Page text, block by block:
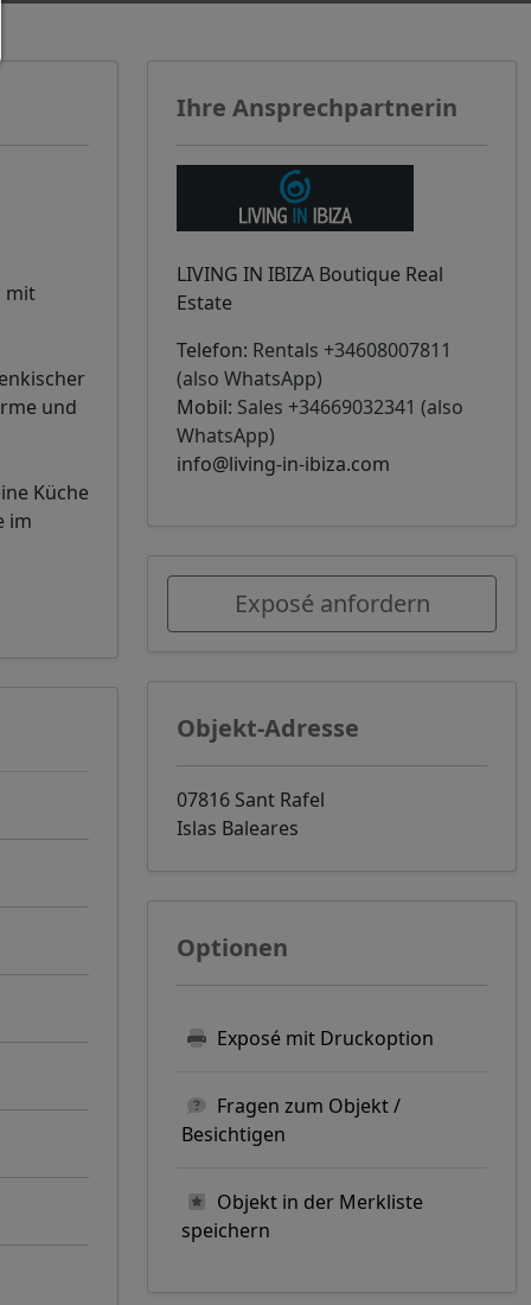
mit
und
Küche
im
Ihre Ansprechpartnerin
LIVING IN IBIZA Boutique Real
Estate
Telefon: Rentals +34608007811
(also WhatsApp)
Mobil: Sales +34669032341 (also
WhatsApp)
info@living-in-ibiza.com
Exposé anfordern
Objekt-Adresse
07816 Sant Rafel
Islas Baleares
Optionen
Exposé mit Druckoption
Fragen zum Objekt /
Besichtigen
Objekt in der Merkliste
speichern